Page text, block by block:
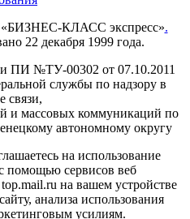
«БИЗНЕС-КЛАСС экспресс».
22 декабря 1999 года.
ПИ №ТУ-00302 от 07.10.2011
службы по надзору в
связи,
и массовых коммуникаций по
автономному округу
на использование
помощью сервисов веб
на вашем устройстве
анализа использования
усилиям.